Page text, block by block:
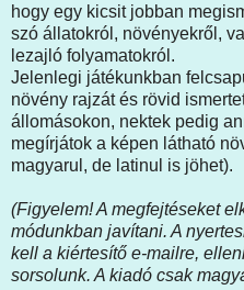
hogy egy kicsit jobban
szó állatokról, növényekről,
lezajló folyamatokról.
Jelenlegi játékunkban
növény rajzát és rövid
állomásokon, nektek pedig
megírjátok a képen látható
magyarul, de latinul is jöhet).
(Figyelem! A megfejtéseket
módunkban javítani. A
kell a kiértesítő e-mailre,
sorsolunk. A kiadó csak